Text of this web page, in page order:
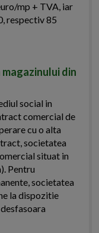
mp + TVA, iar
respectiv 85
din
social in
comercial de
cu o alta
societatea
situat in
Pentru
societatea
la dispozitie